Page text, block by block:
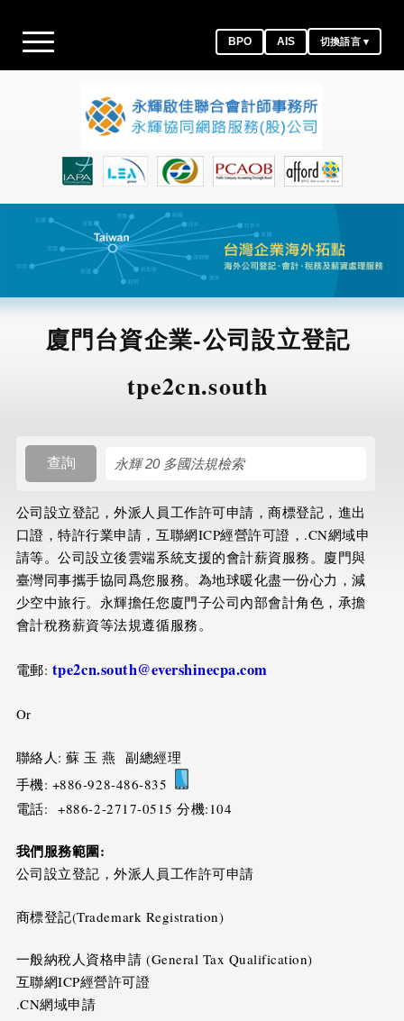
BPO AIS 切換語言 ▾
廈門台資企業-公司設立登記
tpe2cn.south
查詢
公司設立登記，外派人員工作許可申請，商標登記，進出
口證，特許行業申請，互聯網ICP經營許可證，.CN網域申
請等。公司設立後雲端系統支援的會計薪資服務。廈門與
臺灣同事攜手協同爲您服務。為地球暖化盡一份心力，減
少空中旅行。永輝擔任您廈門子公司內部會計角色，承擔
會計稅務薪資等法規遵循服務。
電郵: tpe2cn.south@evershinecpa.com
Or
聯絡人: 蘇 玉 燕 副總經理
手機: +886-928-486-835
電話: +886-2-2717-0515 分機:104
我們服務範圍:
公司設立登記，外派人員工作許可申請
商標登記(Trademark Registration)
一般納稅人資格申請 (General Tax Qualification)
互聯網ICP經營許可證
.CN網域申請